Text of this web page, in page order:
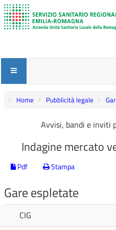
Home Pubblicità legale
Avvisi, bandi e inviti
Indagine mercato
Pdf Stampa
Gare espletate
CIG